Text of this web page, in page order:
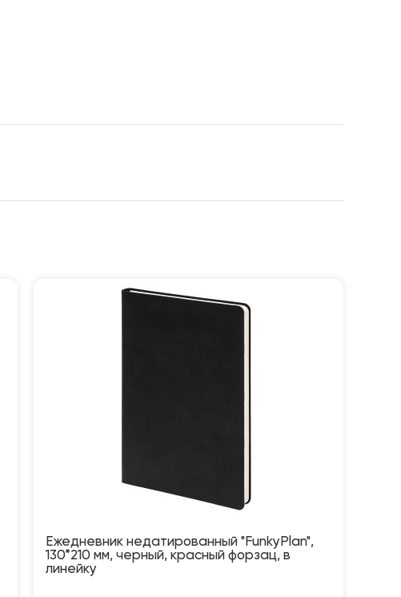
Ежедневник недатированный "FunkyPlan",
130*210 мм, черный, красный форзац, в
линейку